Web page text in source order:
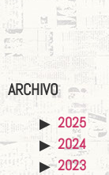
ARCHIVO
2025
2024
2023